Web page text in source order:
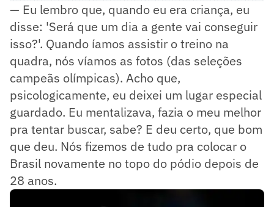
— Eu lembro que, quando eu era criança, eu
disse: 'Será que um dia a gente vai conseguir
isso?'. Quando íamos assistir o treino na
quadra, nós víamos as fotos (das seleções
campeãs olímpicas). Acho que,
psicologicamente, eu deixei um lugar especial
guardado. Eu mentalizava, fazia o meu melhor
pra tentar buscar, sabe? E deu certo, que bom
que deu. Nós fizemos de tudo pra colocar o
Brasil novamente no topo do pódio depois de
28 anos.